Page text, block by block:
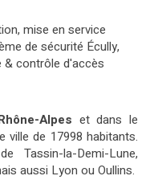
mise en service
de sécurité Écully,
& contrôle d'accès
Alpes et dans le
ville de 17998 habitants.
Tassin-la-Demi-Lune,
aussi Lyon ou Oullins.